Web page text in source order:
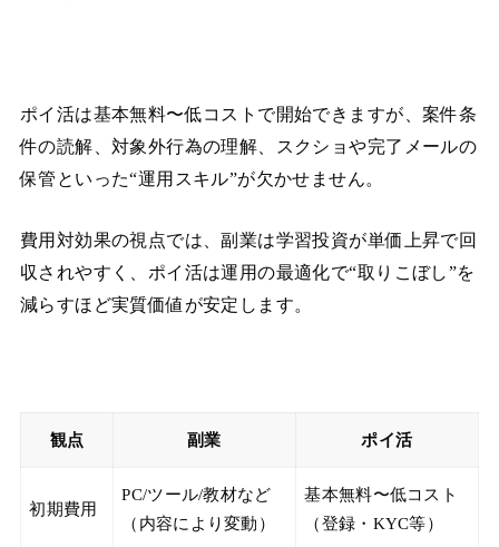
ポイ活は基本無料〜低コストで開始できますが、案件条
件の読解、対象外行為の理解、スクショや完了メールの
保管といった“運用スキル”が欠かせません。
費用対効果の視点では、副業は学習投資が単価上昇で回
収されやすく、ポイ活は運用の最適化で“取りこぼし”を
減らすほど実質価値が安定します。
観点 副業 ポイ活
初期費用
PC/ツール/教材など
（内容により変動）
基本無料〜低コスト
（登録・KYC等）